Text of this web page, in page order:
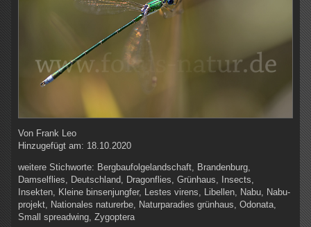
Von Frank Leo
Hinzugefügt am: 18.10.2020
weitere Stichworte: Bergbaufolgelandschaft, Brandenburg,
Damselflies, Deutschland, Dragonflies, Grünhaus, Insects,
Insekten, Kleine binsenjungfer, Lestes virens, Libellen, Nabu, Nabu-
projekt, Nationales naturerbe, Naturparadies grünhaus, Odonata,
Small spreadwing, Zygoptera